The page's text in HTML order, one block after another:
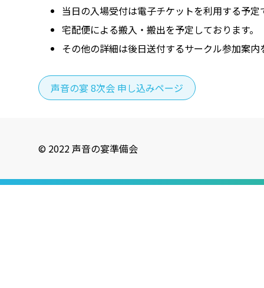
当日の入場受付は電子チケットを利用する予定
宅配便による搬入・搬出を予定しております。
その他の詳細は後日送付するサークル参加案
声音の宴 8次会 申し込みページ
© 2022 声音の宴準備会